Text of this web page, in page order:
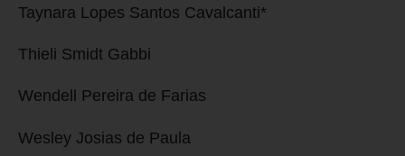
Taynara Lopes Santos Cavalcanti*
Thieli Smidt Gabbi
Wendell Pereira de Farias
Wesley Josias de Paula